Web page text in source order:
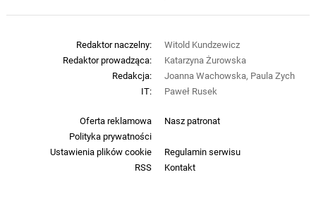
Oferta reklamowa
Nasz patronat
Polityka prywatności
Ustawienia plików cookie
Regulamin serwisu
RSS
Kontakt
Redaktor naczelny:
Witold Kundzewicz
Redaktor prowadząca:
Katarzyna Żurowska
Redakcja:
Joanna Wachowska, Paula Zych
IT:
Paweł Rusek